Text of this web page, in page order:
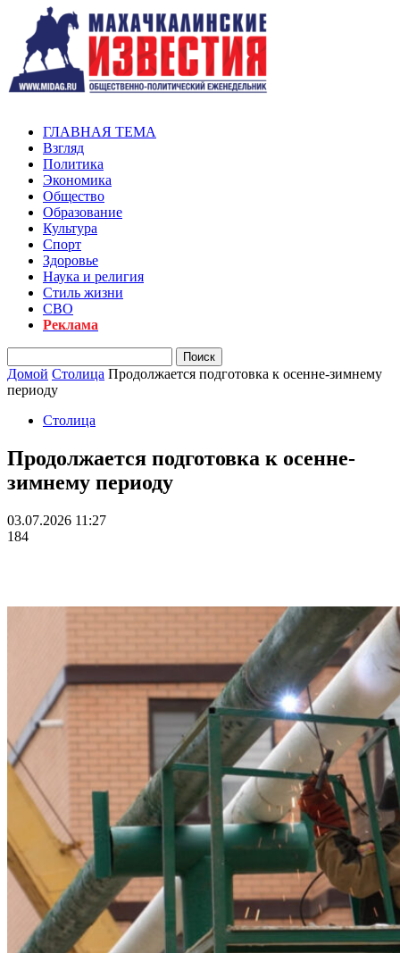
ГЛАВНАЯ ТЕМА
Взгляд
Политика
Экономика
Общество
Образование
Культура
Спорт
Здоровье
Наука и религия
Стиль жизни
СВО
Реклама
Домой Столица Продолжается подготовка к осенне-зимнему
периоду
Столица
Продолжается подготовка к осенне-
зимнему периоду
03.07.2026 11:27
184